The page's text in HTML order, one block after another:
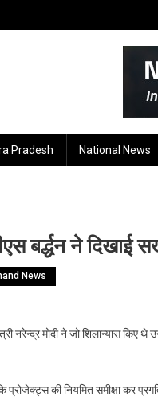
Pradesh National News
बर्द्धन ने दिखाई
News
नरेन्द्र मोदी ने जो शिलान्यास किए
प्रोजेक्ट्स की नियमित समीक्षा कर